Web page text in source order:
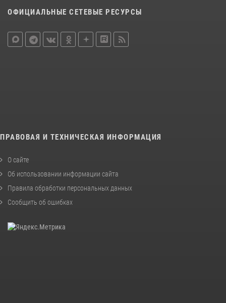
ОФИЦИАЛЬНЫЕ СЕТЕВЫЕ РЕСУРСЫ
ПРАВОВАЯ И ТЕХНИЧЕСКАЯ ИНФОРМАЦИЯ
О сайте
Об использовании информации сайта
Правила обработки персональных данных
Сообщить об ошибках